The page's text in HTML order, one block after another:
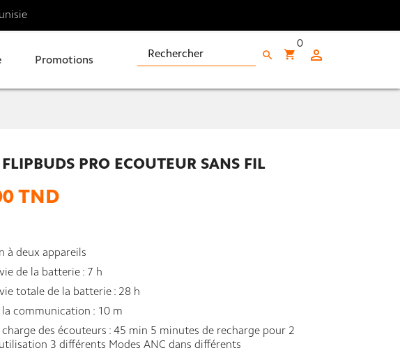
Promotions 
shopping_cart
0
search
PRO ECOUTEUR SANS FIL
TND
à deux appareils
de la batterie : 7 h
totale de la batterie : 28 h
la communication : 10 m
charge des écouteurs : 45 min 5 minutes de recharge pour 2
3 différents Modes ANC dans différents